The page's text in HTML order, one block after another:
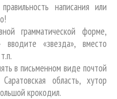
написания или
грамматической форме,
вводите «звезда», вместо
в письменном виде почтой
область, хутор
крокодил.